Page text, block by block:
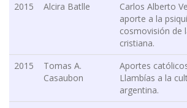
2015
Alcira Batlle
Carlos Alberto
aporte a la
cosmovisión de
cristiana.
2015
Tomas A.
Casaubon
Aportes
Llambías a la
argentina.